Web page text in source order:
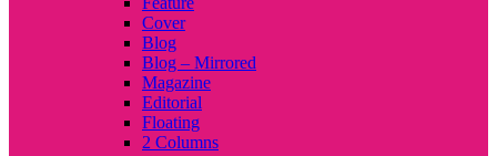
Cover
Blog
Blog – Mirrored
Magazine
Editorial
Floating
2 Columns